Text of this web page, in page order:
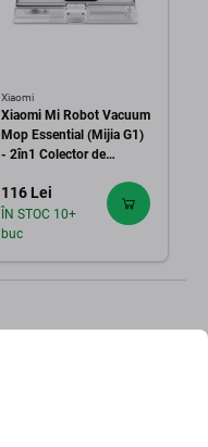
Xiaomi
Xiaomi Mi Robot Vacuum
Mop Essential (Mijia G1)
- 2în1 Colector de
116 Lei
ÎN STOC 10+
buc